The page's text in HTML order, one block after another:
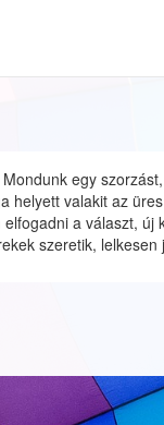
egy
helyett valakit az
a választ,
szeretik,